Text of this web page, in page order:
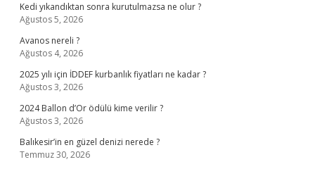
Kedi yıkandıktan sonra kurutulmazsa ne olur ?
Ağustos 5, 2026
Avanos nereli ?
Ağustos 4, 2026
2025 yılı için İDDEF kurbanlık fiyatları ne kadar ?
Ağustos 3, 2026
2024 Ballon d’Or ödülü kime verilir ?
Ağustos 3, 2026
Balıkesir’in en güzel denizi nerede ?
Temmuz 30, 2026